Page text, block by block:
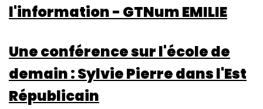
l'information - GTNum EMILIE
Une conférence sur l'école de
demain : Sylvie Pierre dans l'Est
Républicain